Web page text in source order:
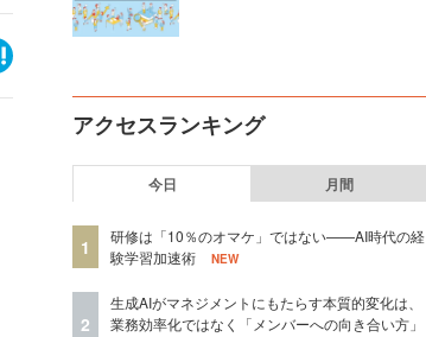
アクセスランキング
今日 月間
1
研修は「10％のオマケ」ではない——AI時代の経
験学習加速術
NEW
2
生成AIがマネジメントにもたらす本質的変化は、
業務効率化ではなく「メンバーへの向き合い方」